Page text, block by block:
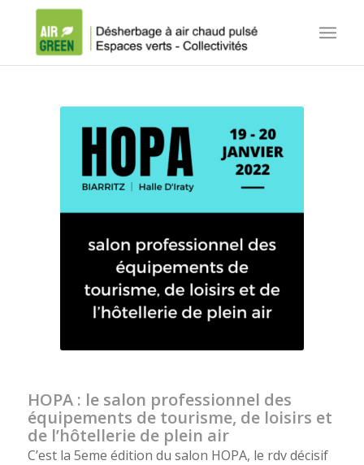
HOPA : le salon professionnel des
équipements de tourisme, de loisirs et
de l’hôtellerie de plein air
C’est la 5eme édition du salon HOPA, le rdv décisif